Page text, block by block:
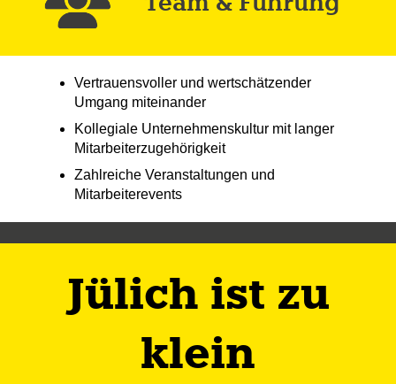
Vertrauensvoller und wertschätzender
Umgang miteinander
Kollegiale Unternehmenskultur mit langer
Mitarbeiterzugehörigkeit
Zahlreiche Veranstaltungen und
Mitarbeiterevents
Jülich ist zu
klein